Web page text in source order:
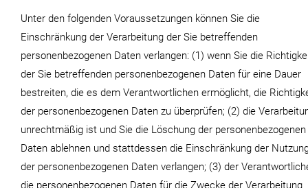
Unter den folgenden Voraussetzungen können Sie die
Einschränkung der Verarbeitung der Sie betreffenden
personenbezogenen Daten verlangen: (1) wenn Sie die
der Sie betreffenden personenbezogenen Daten für eine Dauer
bestreiten, die es dem Verantwortlichen ermöglicht, die
der personenbezogenen Daten zu überprüfen; (2) die
unrechtmäßig ist und Sie die Löschung der personenbezogenen
Daten ablehnen und stattdessen die Einschränkung der
der personenbezogenen Daten verlangen; (3) der
die personenbezogenen Daten für die Zwecke der Verarbeitung